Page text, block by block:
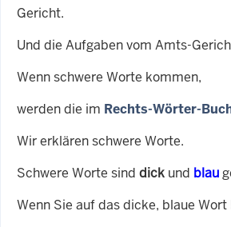
Gericht.
Und die Aufgaben vom Amts-
Wenn schwere Worte kommen,
werden die im Rechts-Wörter-
Wir erklären schwere Worte.
Schwere Worte sind dick und blau
Wenn Sie auf das dicke, blaue Wort